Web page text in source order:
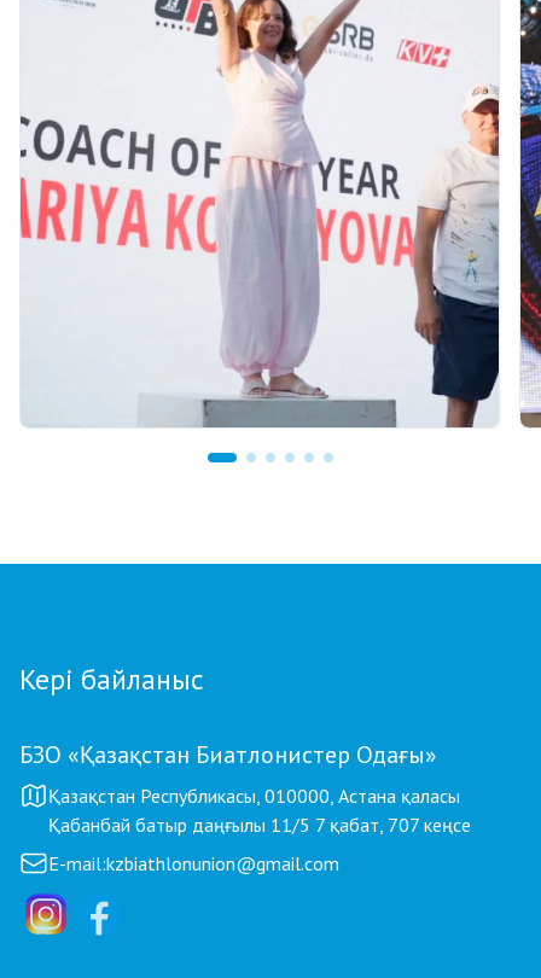
Кері байланыс
БЗО «Қазақстан Биатлонистер Одағы»
Қазақстан Республикасы, 010000, Астана қаласы
Қабанбай батыр даңғылы 11/5 7 қабат, 707 кеңсе
E-mail:kzbiathlonunion@gmail.com